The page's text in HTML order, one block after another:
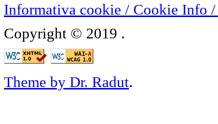
Informativa cookie / Cookie Info
Copyright © 2019 .
Theme by Dr. Radut.